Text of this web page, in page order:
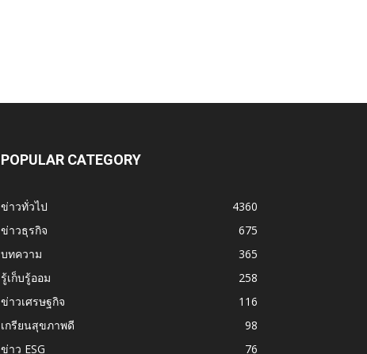
POPULAR CATEGORY
ข่าวทั่วไป
4360
ข่าวธุรกิจ
675
บทความ
365
รู้เก็บรู้ออม
258
ข่าวเศรษฐกิจ
116
เกรียนสุขภาพดี
98
ข่าว ESG
76